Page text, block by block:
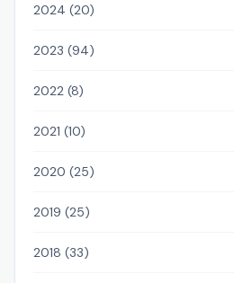
2024 (20)
2023 (94)
2022 (8)
2021 (10)
2020 (25)
2019 (25)
2018 (33)